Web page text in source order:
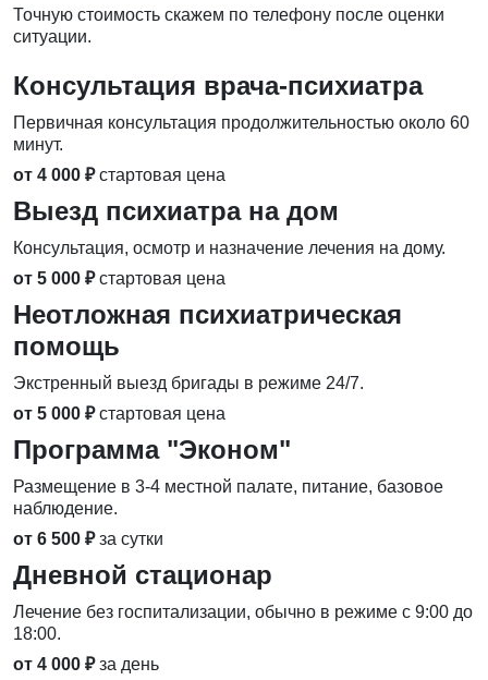
Точную стоимость скажем по телефону после оценки
ситуации.
Консультация врача-психиатра
Первичная консультация продолжительностью около 60
минут.
от 4 000 ₽ стартовая цена
Выезд психиатра на дом
Консультация, осмотр и назначение лечения на дому.
от 5 000 ₽ стартовая цена
Неотложная психиатрическая
помощь
Экстренный выезд бригады в режиме 24/7.
от 5 000 ₽ стартовая цена
Программа "Эконом"
Размещение в 3-4 местной палате, питание, базовое
наблюдение.
от 6 500 ₽ за сутки
Дневной стационар
Лечение без госпитализации, обычно в режиме с 9:00 до
18:00.
от 4 000 ₽ за день